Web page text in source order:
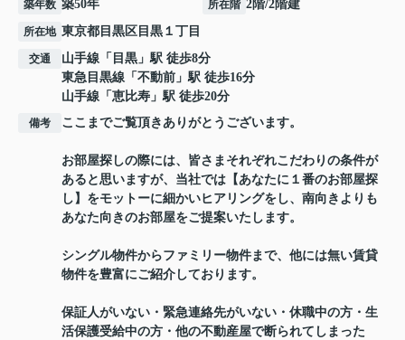
築年数 築50年 所在階 2階/2階建
所在地 東京都 目黒区 目黒 １丁目
交通 山手線 「 目黒 」駅 徒歩8分
東急目黒線 「 不動前 」駅 徒歩16分
山手線 「 恵比寿 」駅 徒歩20分
備考 ここまでご覧頂きありがとうございます。
お部屋探しの際には、皆さまそれぞれこだわりの条件が
あると思いますが、当社では【あなたに１番のお部屋探
し】をモットーに細かいヒアリングをし、南向きよりも
あなた向きのお部屋をご提案いたします。
シングル物件からファミリー物件まで、他には無い賃貸
物件を豊富にご紹介しております。
保証人がいない・緊急連絡先がいない・休職中の方・生
活保護受給中の方・他の不動産屋で断られてしまった